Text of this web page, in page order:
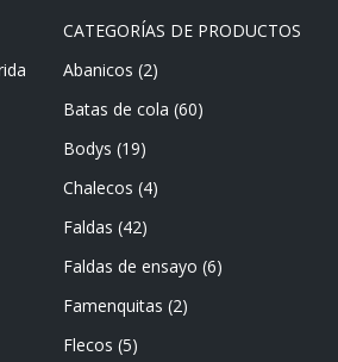
CATEGORÍAS DE PRODUCTOS
Abanicos (2)
Batas de cola (60)
Bodys (19)
Chalecos (4)
Faldas (42)
Faldas de ensayo (6)
Famenquitas (2)
Flecos (5)